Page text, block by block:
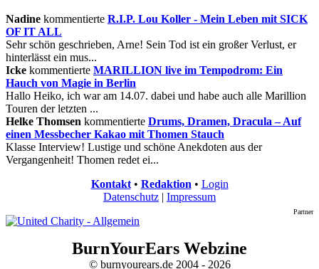
Nadine kommentierte R.I.P. Lou Koller - Mein Leben mit SICK
OF IT ALL
Sehr schön geschrieben, Arne! Sein Tod ist ein großer Verlust, er
hinterlässt ein mus...
Icke kommentierte MARILLION live im Tempodrom: Ein
Hauch von Magie in Berlin
Hallo Heiko, ich war am 14.07. dabei und habe auch alle Marillion
Touren der letzten ...
Helke Thomsen kommentierte Drums, Dramen, Dracula – Auf
einen Messbecher Kakao mit Thomen Stauch
Klasse Interview! Lustige und schöne Anekdoten aus der
Vergangenheit! Thomen redet ei...
Kontakt• Redaktion • Login
Datenschutz | Impressum
Partner
BurnYourEars Webzine
© burnyourears.de 2004 - 2026